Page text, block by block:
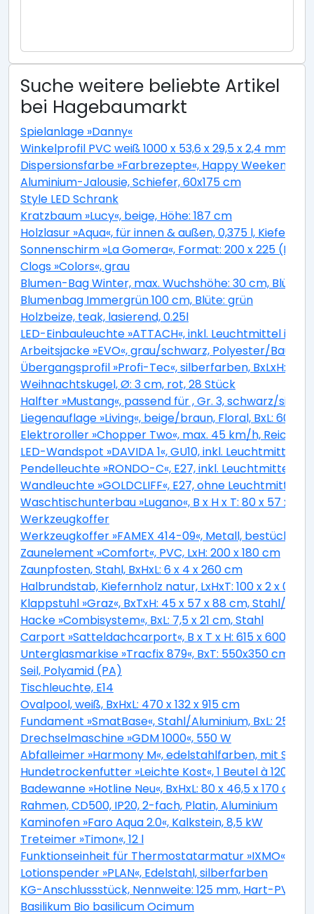
Suche weitere beliebte Artikel
bei Hagebaumarkt
Spielanlage »Danny«
Winkelprofil PVC weiß 1000 x 53,6 x 29,5 x 2,4 mm
Dispersionsfarbe »Farbrezepte«, Happy Weekend,
Aluminium-Jalousie, Schiefer, 60x175 cm
Style LED Schrank
Kratzbaum »Lucy«, beige, Höhe: 187 cm
Holzlasur »Aqua«, für innen & außen, 0,375 l, Kiefer,
Sonnenschirm »La Gomera«, Format: 200 x 225 (D x
Clogs »Colors«, grau
Blumen-Bag Winter, max. Wuchshöhe: 30 cm, Blüte:
Blumenbag Immergrün 100 cm, Blüte: grün
Holzbeize, teak, lasierend, 0.25l
LED-Einbauleuchte »ATTACH«, inkl. Leuchtmittel in
Arbeitsjacke »EVO«, grau/schwarz, Polyester/
Übergangsprofil »Profi-Tec«, silberfarben, BxLxH: 34 x
Weihnachtskugel, Ø: 3 cm, rot, 28 Stück
Halfter »Mustang«, passend für , Gr. 3, schwarz/
Liegenauflage »Living«, beige/braun, Floral, BxL: 60 x
Elektroroller »Chopper Two«, max. 45 km/h,
LED-Wandspot »DAVIDA 1«, GU10, inkl. Leuchtmittel
Pendelleuchte »RONDO-C«, E27, inkl. Leuchtmittel in
Wandleuchte »GOLDCLIFF«, E27, ohne Leuchtmittel
Waschtischunterbau »Lugano«, B x H x T: 80 x 57 x
Werkzeugkoffer
Werkzeugkoffer »FAMEX 414-09«, Metall, bestückt,
Zaunelement »Comfort«, PVC, LxH: 200 x 180 cm
Zaunpfosten, Stahl, BxHxL: 6 x 4 x 260 cm
Halbrundstab, Kiefernholz natur, LxHxT: 100 x 2 x 0,9
Klappstuhl »Graz«, BxTxH: 45 x 57 x 88 cm, Stahl/
Hacke »Combisystem«, BxL: 7,5 x 21 cm, Stahl
Carport »Satteldachcarport«, B x T x H: 615 x 600 x
Unterglasmarkise »Tracfix 879«, BxT: 550x350 cm,
Seil, Polyamid (PA)
Tischleuchte, E14
Ovalpool, weiß, BxHxL: 470 x 132 x 915 cm
Fundament »SmatBase«, Stahl/Aluminium, BxL: 252 x
Drechselmaschine »GDM 1000«, 550 W
Abfalleimer »Harmony M«, edelstahlfarben, mit
Hundetrockenfutter »Leichte Kost«, 1 Beutel à 12000 g
Badewanne »Hotline Neu«, BxHxL: 80 x 46,5 x 170 cm,
Rahmen, CD500, IP20, 2-fach, Platin, Aluminium
Kaminofen »Faro Aqua 2.0«, Kalkstein, 8,5 kW
Treteimer »Timon«, 12 l
Funktionseinheit für Thermostatarmatur »IXMO«,
Lotionspender »PLAN«, Edelstahl, silberfarben
KG-Anschlussstück, Nennweite: 125 mm, Hart-PVC
Basilikum Bio basilicum Ocimum